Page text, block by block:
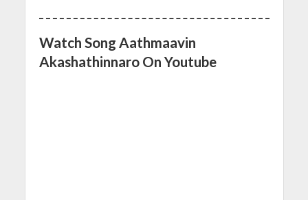
Watch Song Aathmaavin
Akashathinnaro On Youtube